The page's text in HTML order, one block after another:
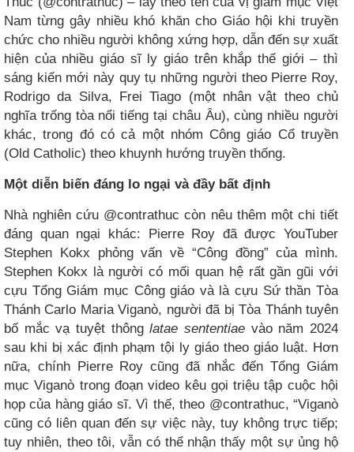
Nam từng gây nhiều khó khăn cho Giáo hội khi truyền
chức cho nhiều người không xứng hợp, dẫn đến sự xuất
hiện của nhiều giáo sĩ ly giáo trên khắp thế giới – thì
sáng kiến mới này quy tụ những người theo Pierre Roy,
Rodrigo da Silva, Frei Tiago (một nhân vật theo chủ
nghĩa trống tòa nổi tiếng tại châu Âu), cùng nhiều người
khác, trong đó có cả một nhóm Công giáo Cổ truyền
(Old Catholic) theo khuynh hướng truyền thống.
Một diễn biến đáng lo ngại và đầy bất định
Nhà nghiên cứu @contrathuc còn nêu thêm một chi tiết
đáng quan ngại khác: Pierre Roy đã được YouTuber
Stephen Kokx phỏng vấn về “Công đồng” của mình.
Stephen Kokx là người có mối quan hệ rất gần gũi với
cựu Tổng Giám mục Công giáo và là cựu Sứ thần Tòa
Thánh Carlo Maria Viganò, người đã bị Tòa Thánh tuyên
bố mắc vạ tuyệt thônglatae sententiae vào năm 2024
sau khi bị xác định phạm tội ly giáo theo giáo luật. Hơn
nữa, chính Pierre Roy cũng đã nhắc đến Tổng Giám
mục Viganò trong đoạn video kêu gọi triệu tập cuộc hội
họp của hàng giáo sĩ. Vì thế, theo @contrathuc, “Viganò
cũng có liên quan đến sự việc này, tuy không trực tiếp;
tuy nhiên, theo tôi, vẫn có thể nhận thấy một sự ủng hộ